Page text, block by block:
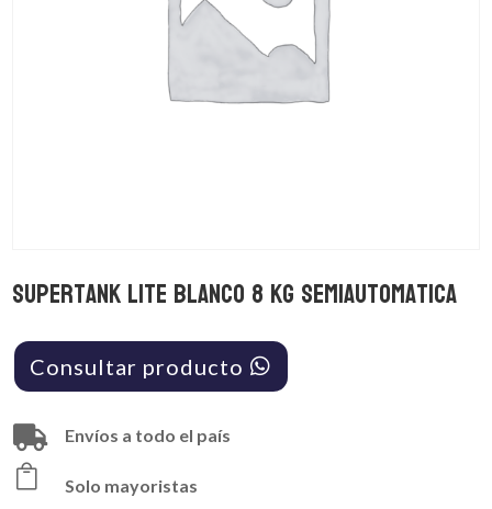
Supertank Lite Blanco 8 Kg SemiAutomatica
Consultar producto
 Envíos a todo el país
 Solo mayoristas